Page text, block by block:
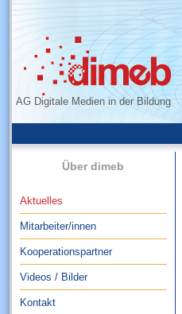
AG Digitale Medien in der Bildung
Über dimeb
Aktuelles
Mitarbeiter/innen
Kooperationspartner
Videos / Bilder
Kontakt